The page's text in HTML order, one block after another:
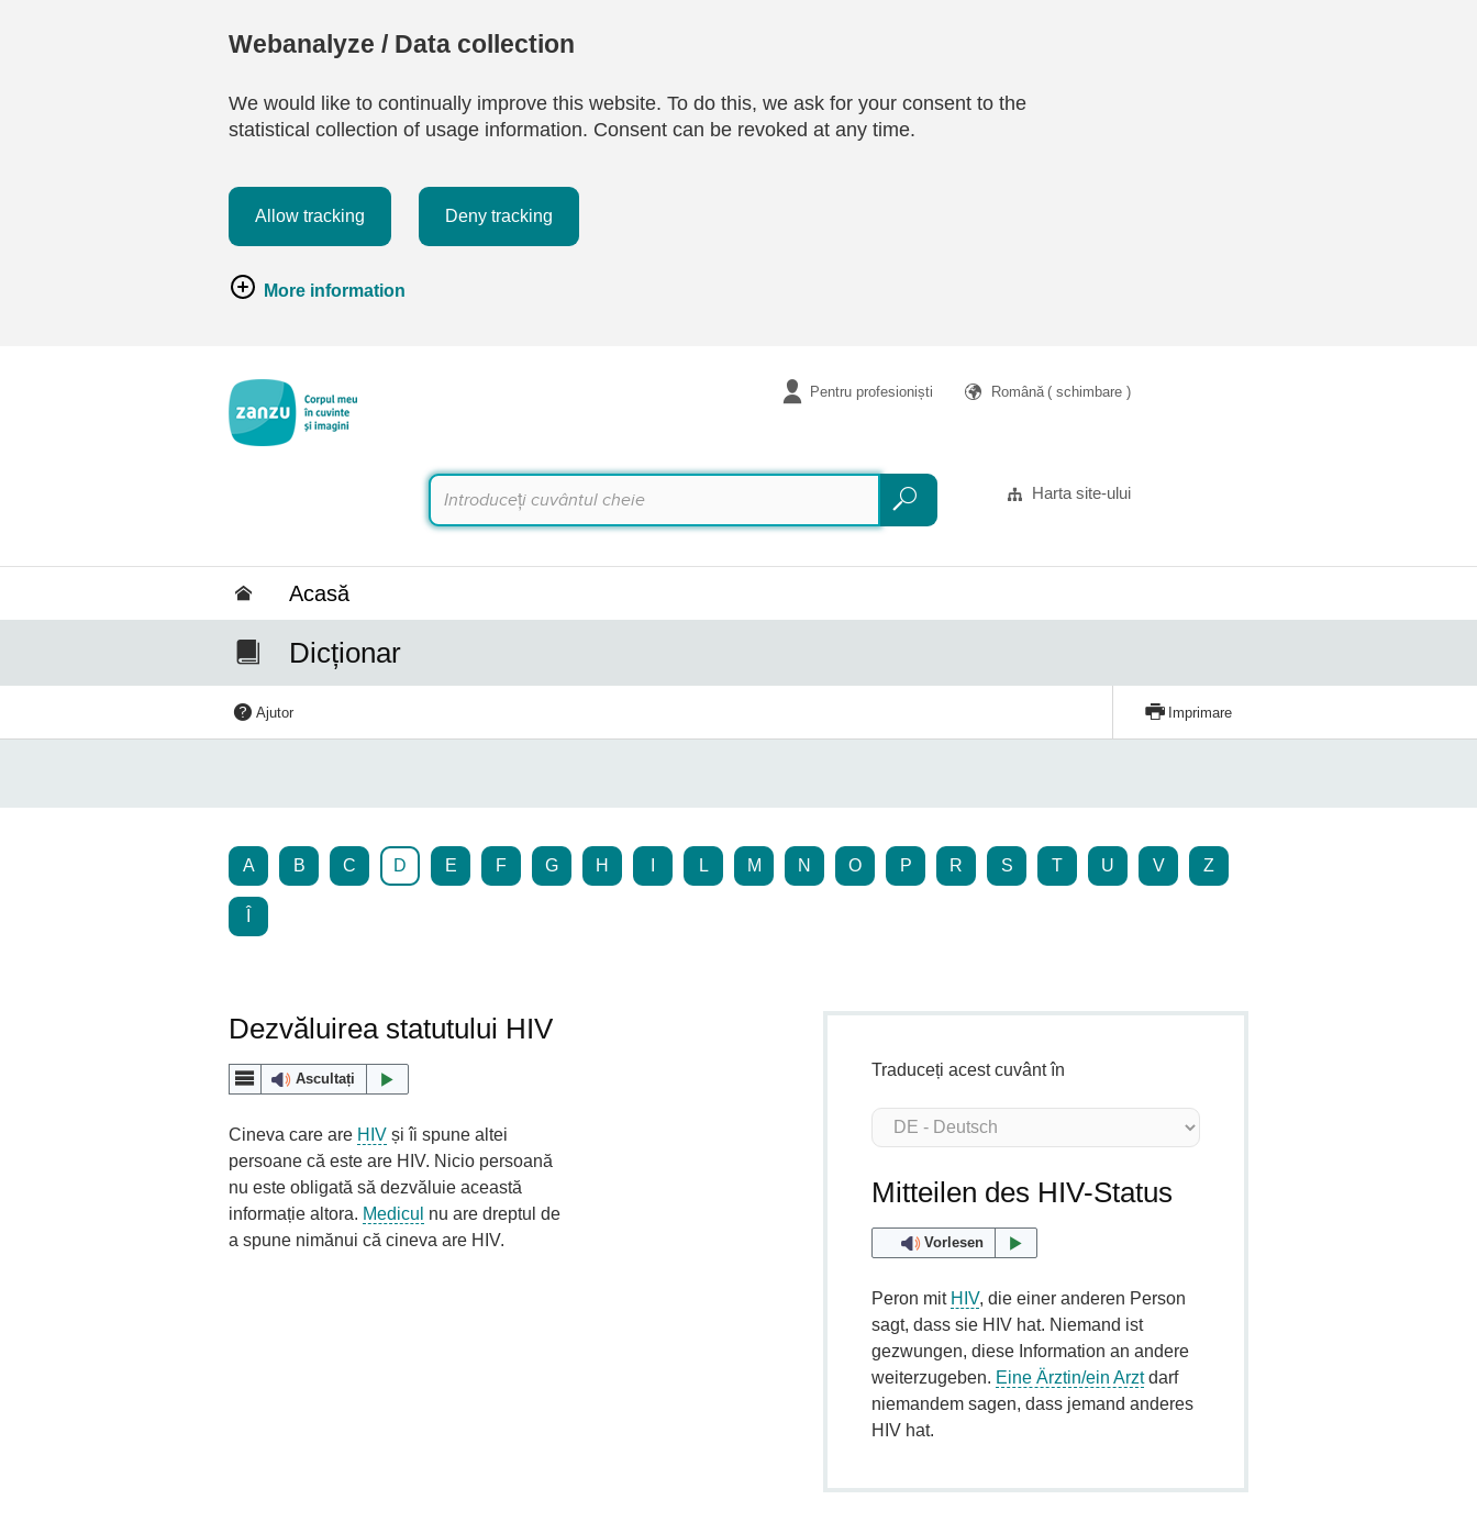
Webanalyze / Data collection
We would like to continually improve this website. To do this, we ask for your consent to the
statistical collection of usage information. Consent can be revoked at any time.
Allow tracking Deny tracking
More information
Pentru profesioniști Română ( schimbare )
Căutare
Căutare
Harta site-ului
Acasă
Dicționar
Ajutor Imprimare
A B C D E F G H L M N O P R S T U V Z
Dezvăluirea statutului HIV
Ascultați
Cineva care are HIV și îi spune altei
persoane că este are HIV. Nicio persoană
nu este obligată să dezvăluie această
informație altora. Medicul nu are dreptul de
a spune nimănui că cineva are HIV.
Traduceți acest cuvânt în
Mitteilen des HIV-Status
Vorlesen
Peron mit HIV, die einer anderen Person
sagt, dass sie HIV hat. Niemand ist
gezwungen, diese Information an andere
weiterzugeben. Eine Ärztin/ein Arztdarf
niemandem sagen, dass jemand anderes
HIV hat.